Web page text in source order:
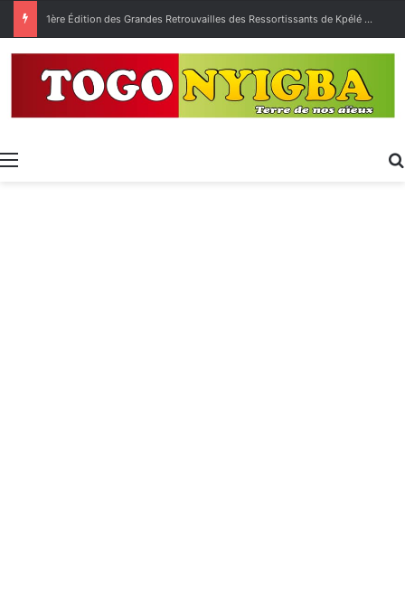
1ère Édition des Grandes Retrouvailles des Ressortissants de Kpélé Govié Apégamé / Sokpé
Menu